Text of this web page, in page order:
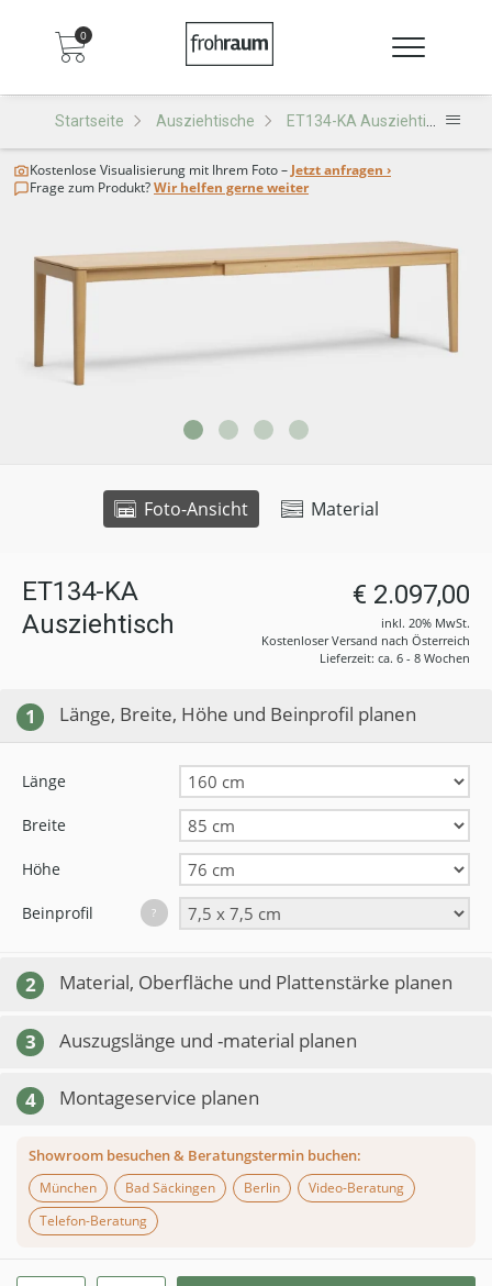
0
Startseite Ausziehtische ET134-KA Ausziehtisch
Foto-Ansicht Material
Kostenlose Visualisierung mit Ihrem Foto – Jetzt anfragen ›
Frage zum Produkt?Wir helfen gerne weiter
ET134-KA
Ausziehtisch
€ 2.097,00
inkl. 20% MwSt.
Kostenloser Versand nach Österreich
Lieferzeit: ca. 6 - 8 Wochen
1 Länge, Breite, Höhe und Beinprofil planen
Länge
Breite
Höhe
Beinprofil ?
2 Material, Oberfläche und Plattenstärke planen
3 Auszugslänge und -material planen
4 Montageservice planen
Showroom besuchen & Beratungstermin buchen:
München
Bad Säckingen Berlin
Video-Beratung
Telefon-Beratung